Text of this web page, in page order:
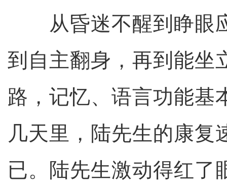
从昏迷不醒到睁眼
到自主翻身，再到能坐
路，记忆、语言功能
几天里，陆先生的康复
已。陆先生激动得红了